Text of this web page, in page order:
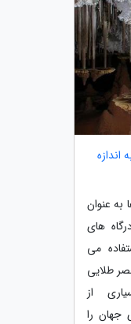
اندازه
به عنوان
های
می
طلایی
از
جهان را